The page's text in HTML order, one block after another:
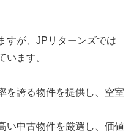
すが、JPリターンズでは
います。
を誇る物件を提供し、空室
い中古物件を厳選し、価値